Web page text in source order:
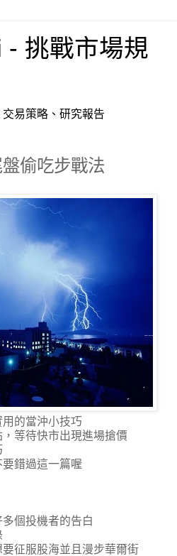
- 挑戰市場規
易策略、研究報告
偷吃步戰法
的當沖小技巧
等待快市出現進場搶價
錯過這一篇喔
個投機者的告白
征服股海並且漫步華爾街